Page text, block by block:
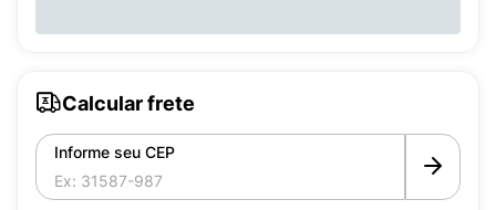
Calcular frete
Informe seu CEP